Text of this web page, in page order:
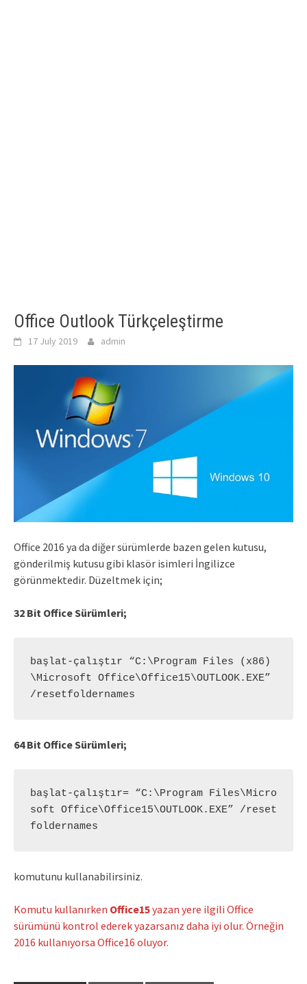
Office Outlook Türkçeleştirme
17 July 2019 admin
Office 2016 ya da diğer sürümlerde bazen gelen kutusu,
gönderilmiş kutusu gibi klasör isimleri İngilizce
görünmektedir. Düzeltmek için;
32 Bit Office Sürümleri;
başlat-çalıştır “C:\Program Files (x86)
\Microsoft Office\Office15\OUTLOOK.EXE”
/resetfoldernames
64 Bit Office Sürümleri;
başlat-çalıştır= “C:\Program Files\Micro
soft Office\Office15\OUTLOOK.EXE” /reset
foldernames
komutunu kullanabilirsiniz.
Komutu kullanırken Office15yazan yere ilgili Office
sürümünü kontrol ederek yazarsanız daha iyi olur. Örneğin
2016 kullanıyorsa Office16 oluyor.